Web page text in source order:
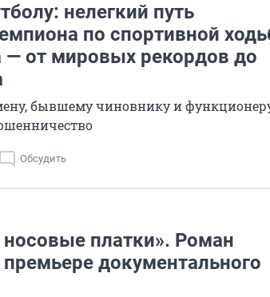
нелегкий путь
по спортивной
— от мировых рекордов до
бывшему чиновнику и
Обсудить
носовые платки». Роман
документального